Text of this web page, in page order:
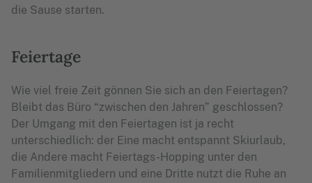
die Sause starten.
Feiertage
Wie viel freie Zeit gönnen Sie sich an den Feiertagen?
Bleibt das Büro “zwischen den Jahren” geschlossen?
Der Umgang mit den Feiertagen ist ja recht
unterschiedlich: der Eine macht entspannt Skiurlaub,
die Andere macht Feiertags-Hopping unter den
Familienmitgliedern und eine Dritte nutzt die Ruhe an